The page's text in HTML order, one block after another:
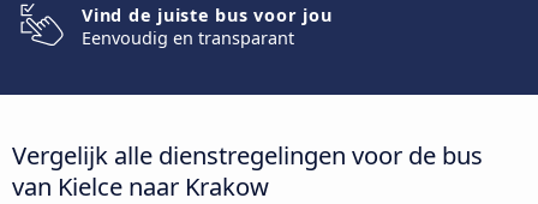
Vind de juiste bus voor jou
Eenvoudig en transparant
Vergelijk alle dienstregelingen voor de bus
van Kielce naar Krakow